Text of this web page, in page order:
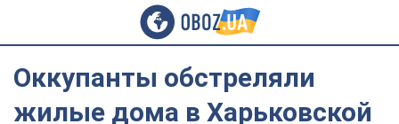
Оккупанты обстреляли
жилые дома в Харьковской